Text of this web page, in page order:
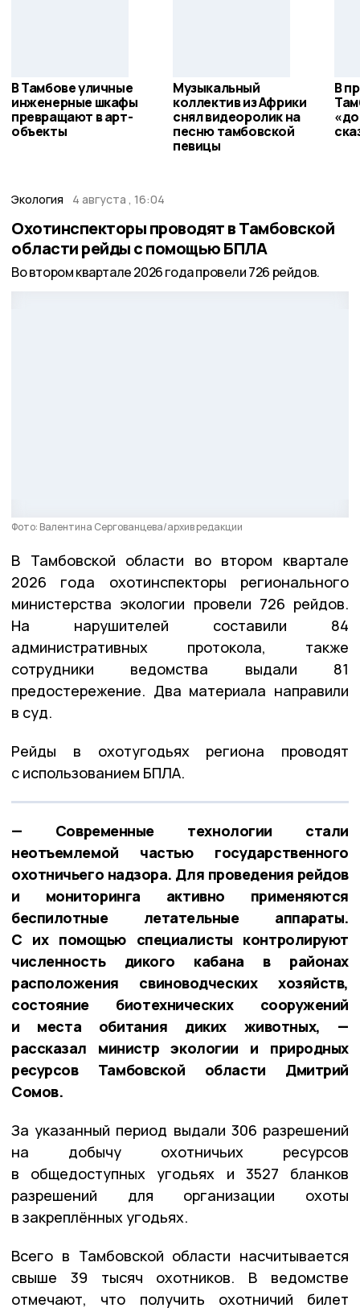
В Тамбове уличные
инженерные шкафы
превращают в арт-
объекты
Музыкальный
коллектив из Африки
снял видеоролик на
песню тамбовской
певицы
В
Экология 4 августа , 16:04
Охотинспекторы проводят в Тамбовской
области рейды с помощью БПЛА
Во втором квартале 2026 года провели 726 рейдов.
Фото: Валентина Сергованцева/архив редакции
В Тамбовской области во втором квартале
2026 года охотинспекторы регионального
министерства экологии провели 726 рейдов.
На нарушителей составили 84
административных протокола, также
сотрудники ведомства выдали 81
предостережение. Два материала направили
в суд.
Рейды в охотугодьях региона проводят
с использованием БПЛА.
— Современные технологии стали
неотъемлемой частью государственного
охотничьего надзора. Для проведения рейдов
и мониторинга активно применяются
беспилотные летательные аппараты.
С их помощью специалисты контролируют
численность дикого кабана в районах
расположения свиноводческих хозяйств,
состояние биотехнических сооружений
и места обитания диких животных, —
рассказал министр экологии и природных
ресурсов Тамбовской области Дмитрий
Сомов.
За указанный период выдали 306 разрешений
на добычу охотничьих ресурсов
в общедоступных угодьях и 3527 бланков
разрешений для организации охоты
в закреплённых угодьях.
Всего в Тамбовской области насчитывается
свыше 39 тысяч охотников. В ведомстве
отмечают, что получить охотничий билет